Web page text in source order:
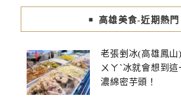
高雄美食-近期熱門
老張剉冰(高雄鳳
ㄨㄚˋ冰就會想到
濃綿密芋頭！